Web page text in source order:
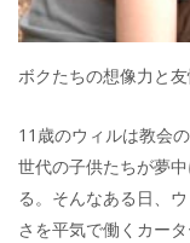
ボクたちの想像力と
11歳のウィルは教会
世代の子供たちが夢
る。そんなある日、
さを平気で働くカー